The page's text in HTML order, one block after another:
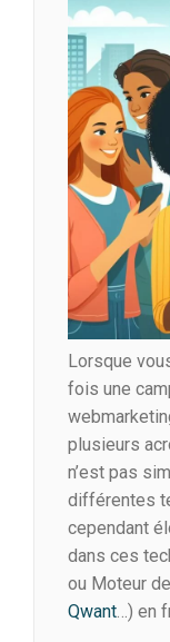
Lorsque
fois une
plusieurs
n’est pas
différentes
cependant
dans ces
ou Moteur
Qwant…) en